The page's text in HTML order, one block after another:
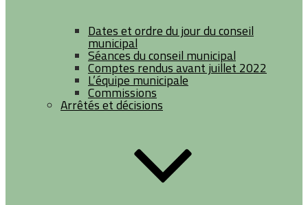
Dates et ordre du jour du conseil
municipal
Séances du conseil municipal
Comptes rendus avant juillet 2022
L’équipe municipale
Commissions
Arrêtés et décisions